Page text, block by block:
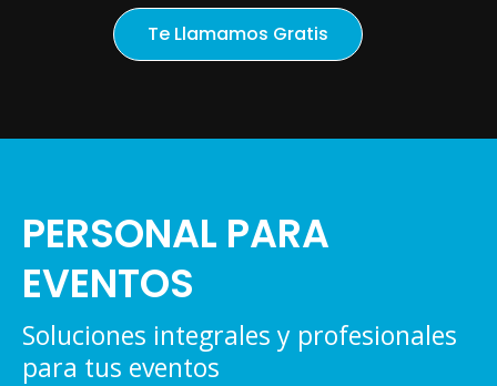
PERSONAL PARA
EVENTOS
Soluciones integrales y profesionales
para tus eventos